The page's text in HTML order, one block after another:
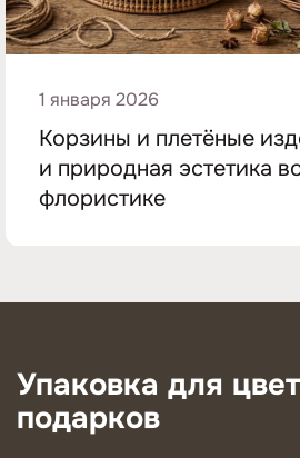
1 января 2026
Корзины и плетёные
и природная эстетика
флористике
Упаковка для
подарков